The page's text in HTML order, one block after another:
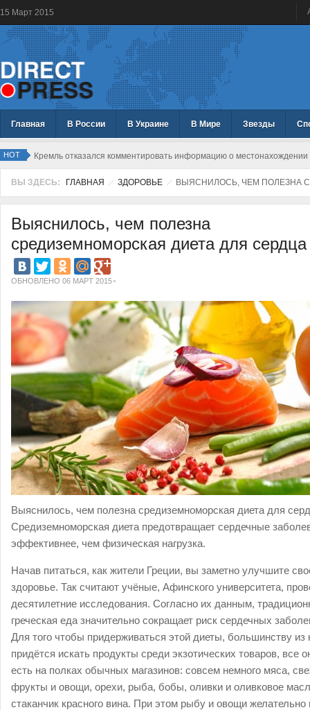
15 Март 2015
Главная В России В Украине В Мире Звезды
HOT Кремль отказался комментировать информацию о
ВЫ ЗДЕСЬ: ГЛАВНАЯ ЗДОРОВЬЕ ВЫЯСНИЛОСЬ, ЧЕМ ПОЛЕЗНА
Выяснилось, чем полезна
средиземноморская диета для сердца
ОБНОВЛЕНО 06 МАРТ 2015
Выяснилось, чем полезна средиземноморская диета для
Средиземноморская диета предотвращает сердечные
эффективнее, чем физическая нагрузка.
Начав питаться, как жители Греции, вы заметно улучшите
здоровье. Так считают учёные, Афинского университета,
десятилетние исследования. Согласно их данным,
греческая еда значительно сокращает риск сердечных
Для того чтобы придерживаться этой диеты, большинству из
придётся искать продукты среди экзотических товаров, все
есть на полках обычных магазинов: совсем немного мяса,
фрукты и овощи, орехи, рыба, бобы, оливки и оливковое
стаканчик красного вина. При этом рыбу и овощи желательно